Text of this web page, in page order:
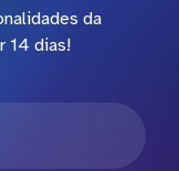
da
14 dias!